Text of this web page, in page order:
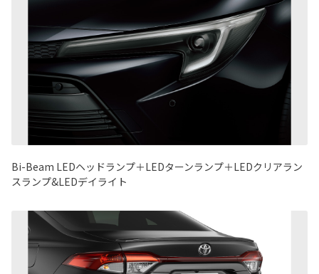
Bi-Beam LEDヘッドランプ＋LEDターンランプ＋LEDクリアラン
スランプ&LEDデイライト